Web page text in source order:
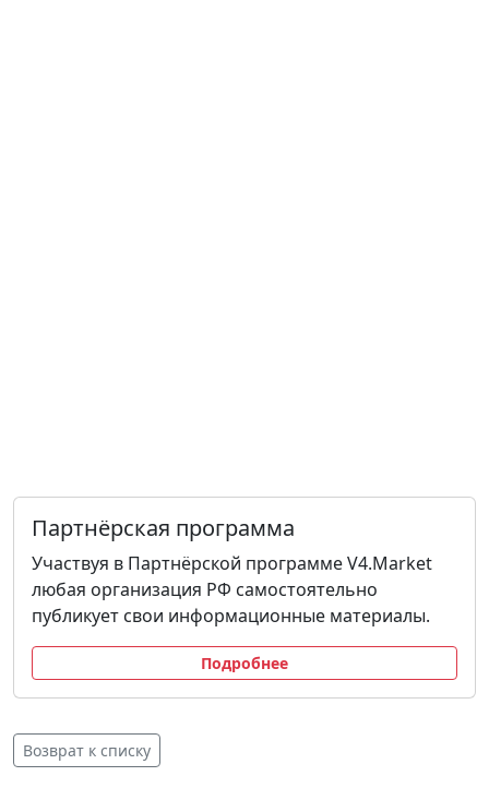
Партнёрская программа
Участвуя в Партнёрской программе V4.Market
любая организация РФ самостоятельно
публикует свои информационные материалы.
Подробнее
Возврат к списку